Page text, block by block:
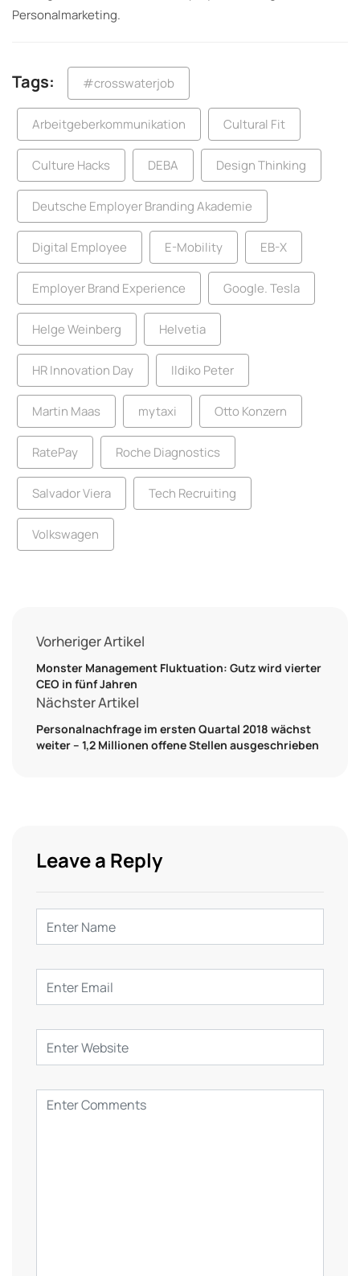
Personalmarketing.
Tags: #crosswaterjob
Arbeitgeberkommunikation Cultural Fit
Culture Hacks DEBA Design Thinking
Deutsche Employer Branding Akademie
Digital Employee E-Mobility EB-X
Employer Brand Experience Google. Tesla
Helge Weinberg Helvetia
HR Innovation Day Ildiko Peter
Martin Maas mytaxi Otto Konzern
RatePay Roche Diagnostics
Salvador Viera Tech Recruiting
Volkswagen
Vorheriger Artikel
Monster Management Fluktuation: Gutz wird vierter
CEO in fünf Jahren
Nächster Artikel
Personalnachfrage im ersten Quartal 2018 wächst
weiter – 1,2 Millionen offene Stellen ausgeschrieben
Leave a Reply